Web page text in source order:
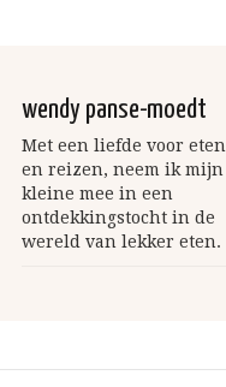
wendy panse-moedt
Met een liefde voor eten
en reizen, neem ik mijn
kleine mee in een
ontdekkingstocht in de
wereld van lekker eten.